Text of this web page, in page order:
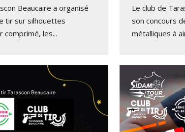
Beaucaire a organisé
tir sur silhouettes
comprimé, les...
Le club de
son concours
métalliques à